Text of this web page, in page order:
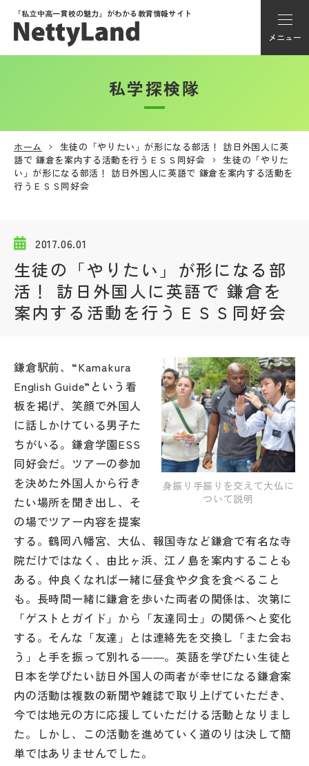
「私立中高一貫校の魅力」がわかる教育情報サイト
メニュー
アカウント登録
メニュー
学校動画
私学探検隊
説明会・イベント情報
よみもの
学校からのお知らせ
学校HP最新情報
特集
NettyLandかわら版
その他
お問い合わせ
個人情報保護方針
サイトマップ
私学探検隊
ホーム
生徒の「やりたい」が形になる部活！ 訪日外国人に英
語で 鎌倉を案内する活動を行うＥＳＳ同好会
生徒の「やりた
い」が形になる部活！ 訪日外国人に英語で 鎌倉を案内する活動を
行うＥＳＳ同好会
2017.06.01
生徒の「やりたい」が形になる部
活！ 訪日外国人に英語で 鎌倉を
案内する活動を行うＥＳＳ同好会
身振り手振りを交えて大仏に
ついて説明
鎌倉駅前、“Kamakura
English Guide”という看
板を掲げ、笑顔で外国人
に話しかけている男子た
ちがいる。鎌倉学園ESS
同好会だ。ツアーの参加
を決めた外国人から行き
たい場所を聞き出し、そ
の場でツアー内容を提案
する。鶴岡八幡宮、大仏、報国寺など鎌倉で有名な寺
院だけではなく、由比ヶ浜、江ノ島を案内することも
ある。仲良くなれば一緒に昼食や夕食を食べること
も。長時間一緒に鎌倉を歩いた両者の関係は、次第に
「ゲストとガイド」から「友達同士」の関係へと変化
する。そんな「友達」とは連絡先を交換し「また会お
う」と手を振って別れる――。英語を学びたい生徒と
日本を学びたい訪日外国人の両者が幸せになる鎌倉案
内の活動は複数の新聞や雑誌で取り上げていただき、
今では地元の方に応援していただける活動となりまし
た。しかし、この活動を進めていく道のりは決して簡
単ではありませんでした。